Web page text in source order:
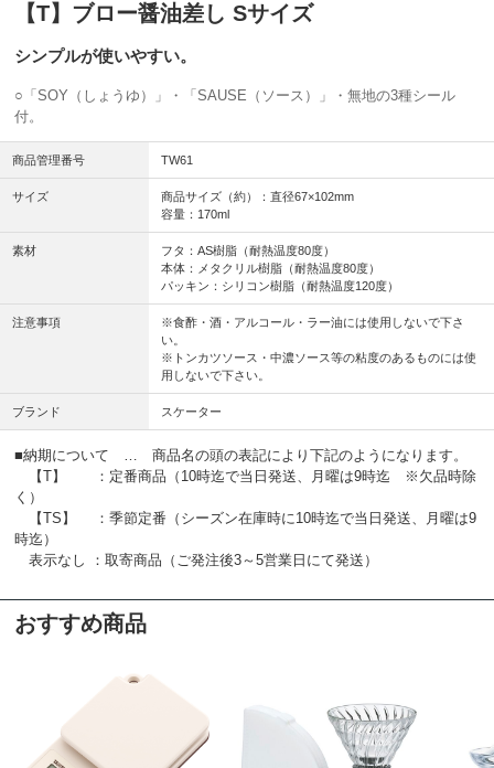
【T】ブロー醤油差し Sサイズ
シンプルが使いやすい。
○「SOY（しょうゆ）」・「SAUSE（ソース）」・無地の3種シール
付。
商品管理番号 TW61
サイズ
商品サイズ（約）：直径67×102mm
容量：170ml
素材
フタ：AS樹脂（耐熱温度80度）
本体：メタクリル樹脂（耐熱温度80度）
パッキン：シリコン樹脂（耐熱温度120度）
注意事項
※食酢・酒・アルコール・ラー油には使用しないで下さ
い。
※トンカツソース・中濃ソース等の粘度のあるものには使
用しないで下さい。
ブランド スケーター
■納期について … 商品名の頭の表記により下記のようになります。
【T】 ：定番商品（10時迄で当日発送、月曜は9時迄 ※欠品時除
く）
【TS】 ：季節定番（シーズン在庫時に10時迄で当日発送、月曜は9
時迄）
表示なし ：取寄商品（ご発注後3～5営業日にて発送）
おすすめ商品